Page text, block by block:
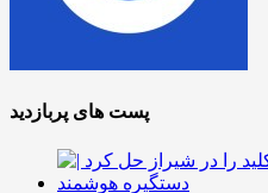
پست های پربازدید